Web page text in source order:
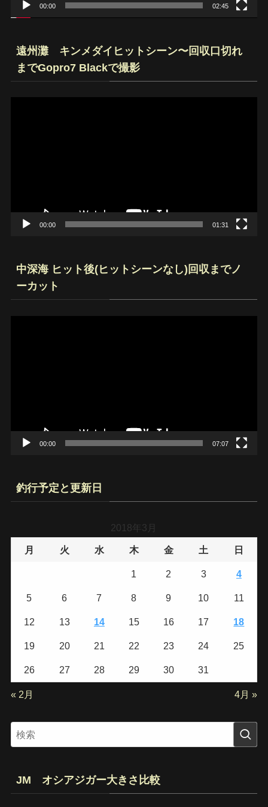
00:00 02:45
遠州灘 キンメダイヒットシーン〜回収口切れ
までGopro7 Blackで撮影
00:00 01:31
中深海 ヒット後(ヒットシーンなし)回収までノ
ーカット
00:00 07:07
釣行予定と更新日
2018年3月
月 火 水 木 金 土 日
1 2 3 4
5 6 7 8 9 10 11
12 13 14 15 16 17 18
19 20 21 22 23 24 25
26 27 28 29 30 31
« 2月 4月 »
JM オシアジガー大きさ比較